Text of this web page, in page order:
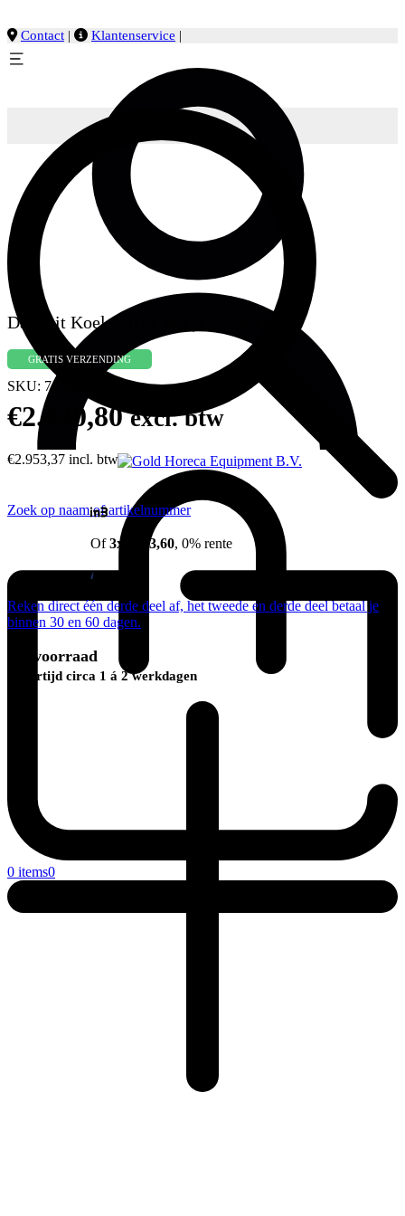
Contact | Klantenservice |
0 items0
Zoek op naam of artikelnummer
Dakunit Koel 6-10,4 M3 | Combisteel
GRATIS VERZENDING
SKU: 7492.0040
€2.440,80 excl. btw
€2.953,37 incl. btw
Of3x €813,60, 0% rente
Reken direct één derde deel af, het tweede en derde deel betaal je
binnen 30 en 60 dagen.
Op voorraad
Levertijd circa 1 á 2 werkdagen